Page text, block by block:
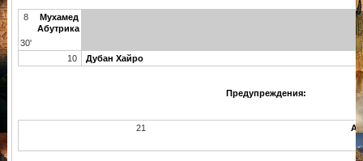
8
Мухамед
Абутрика
30'
10
Дубан Хайро
Предупреждения:
21